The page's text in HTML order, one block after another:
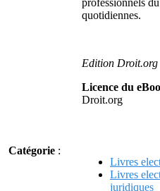
professionnels
quotidiennes.
Edition Droit.org
Licence du
Droit.org
Catégorie :
Livres
Livres
juridiques